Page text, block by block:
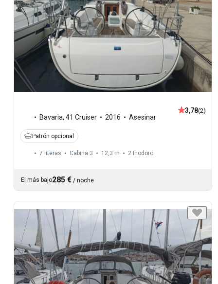
Bavaria, 41 Cruiser 2016 Asesinar
3,78(2)
Patrón opcional
7 literas Cabina 3 12,3 m 2 Inodoro
El más bajo285 € / noche